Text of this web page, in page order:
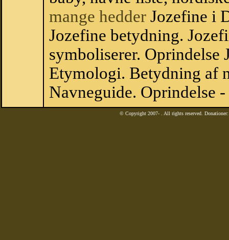
mange hedder Jozefine i
Jozefine betydning.
symboliserer. Oprindelse
Etymologi. Betydning af
Navneguide. Oprindelse
© Copyright 2007- . All rights reserved.